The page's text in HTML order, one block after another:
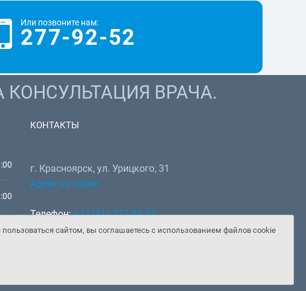
Или позвоните нам:
277-92-52
сайтом, вы соглашаетесь с использованием файлов cookie
ВРАЧА.
КОНТАКТЫ
г. Красноярск, ул. Урицкого, 31
Адрес на карте
Телефон: +7 (391) 277-92-52
WhatsApp, Telegram:+7 (902) 982-02-14